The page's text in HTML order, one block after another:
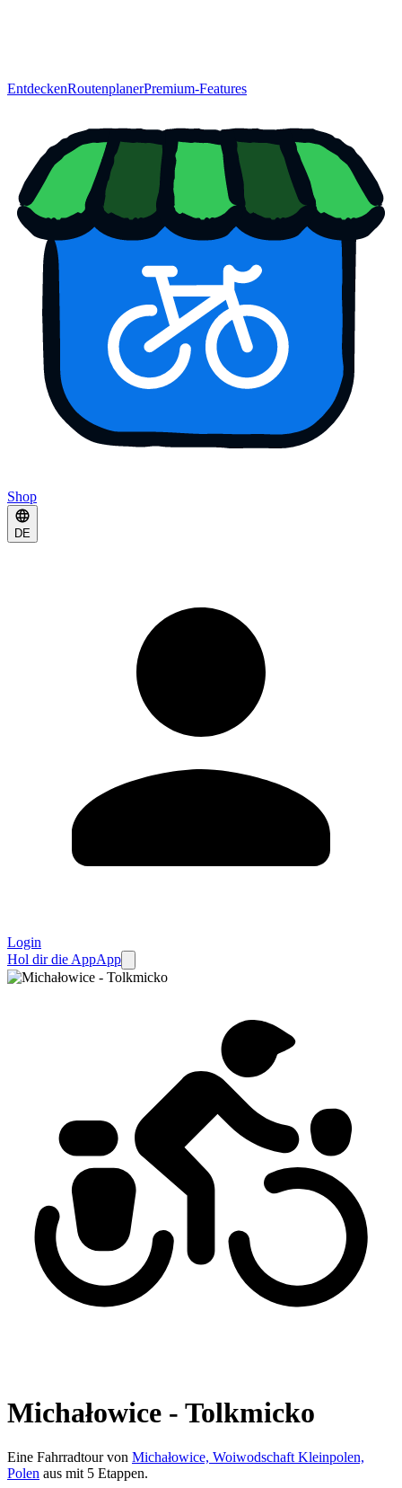
EntdeckenRoutenplanerPremium-Features
Shop
DE
Login
Hol dir die AppApp
Michałowice - Tolkmicko
Eine Fahrradtour von Michałowice, Woiwodschaft Kleinpolen,
Polen aus mit 5 Etappen.